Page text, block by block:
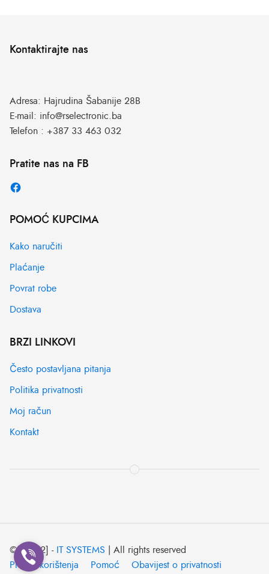
Kontaktirajte nas
Adresa: Hajrudina Šabanije 28B
E-mail: info@rselectronic.ba
Telefon : +387 33 463 032
Pratite nas na FB
POMOĆ KUPCIMA
Kako naručiti
Plaćanje
Povrat robe
Dostava
BRZI LINKOVI
Često postavljana pitanja
Politika privatnosti
Moj račun
Kontakt
© [2022] - IT SYSTEMS | All rights reserved
Pravila korištenja
Pomoć Obavijest o privatnosti